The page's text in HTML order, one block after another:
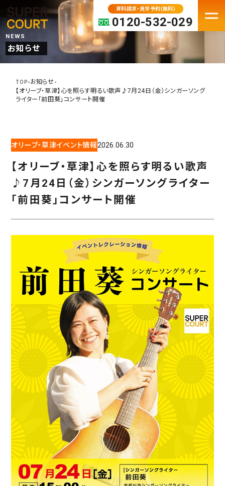
資料請求・見学予約(無料)
0120-532-029
パーキンソン病専門施設
京都の老人ホーム・介護施設
兵庫の老人ホーム・介護施設
奈良の老人ホーム・介護施設
滋賀の老人ホーム・介護施設
入居検討中の方へ
入居の流れ
お客様の声
見学レポート
よくある質問
不動産・相続のサポート（外部サ
ービス）
FEATURE
スーパー・コートの特徴
ホスピタリティ
安心の医療体制
認知症ケア
リハビリ・トレーニング
天然温泉
おいしい食事・水・空気
イベント・アクティビティ
社会からの評価
ABOUT SUPERCOURT
NEWS
お知らせ
TOP-お知らせ-
【オリーブ・草津】心を照らす明るい歌声♪7月24日（金）シンガーソング
ライター「前田葵」コンサート開催
オリーブ・草津イベント情報2026.06.30
【オリーブ・草津】心を照らす明るい歌声
♪7月24日（金）シンガーソングライター
「前田葵」コンサート開催